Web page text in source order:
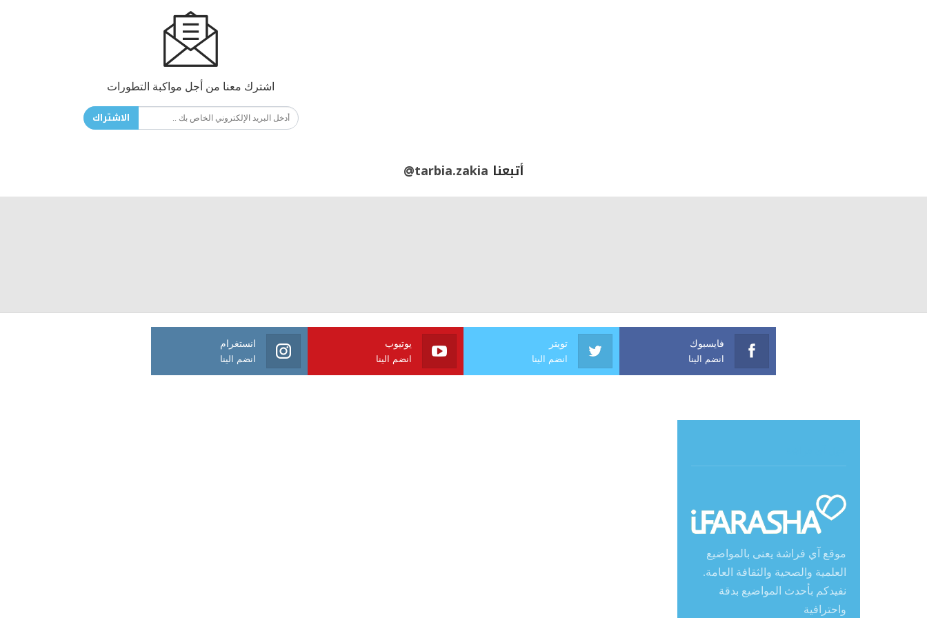
اشترك معنا من أجل مواكبة التطورات
الاشتراك
أتبعنا @tarbia.zakia
فايسبوك
انضم الينا
تويتر
انضم الينا
يوتيوب
انضم الينا
انستغرام
انضم الينا
موقع آي فراشة يعنى بالمواضيع
العلمية والصحية والثقافة العامة.
نفيدكم بأحدث المواضيع بدقة
واحترافية